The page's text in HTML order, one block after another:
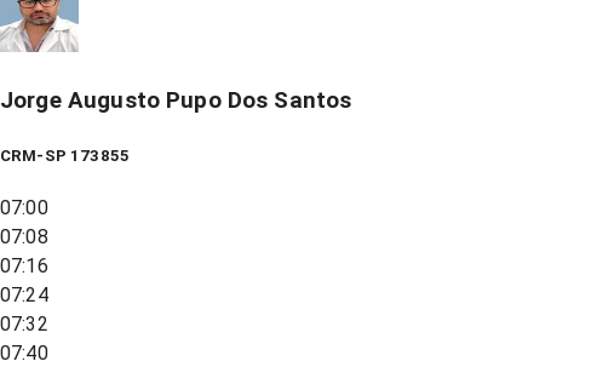
Jorge Augusto Pupo Dos Santos
CRM-SP 173855
07:00
07:08
07:16
07:24
07:32
07:40